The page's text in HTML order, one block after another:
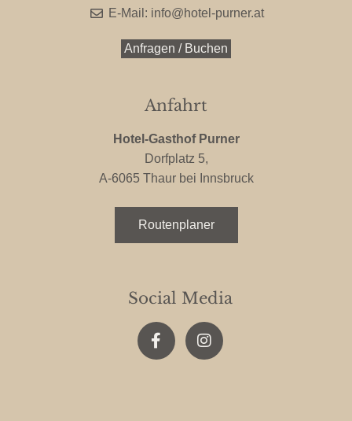
E-Mail: info@hotel-purner.at
Anfragen / Buchen
Anfahrt
Hotel-Gasthof Purner
Dorfplatz 5,
A-6065 Thaur bei Innsbruck
Routenplaner
Social Media